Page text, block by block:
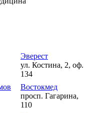
Эверест
ул. Костина, 2, оф.
134
Востокмед
просп. Гагарина,
110